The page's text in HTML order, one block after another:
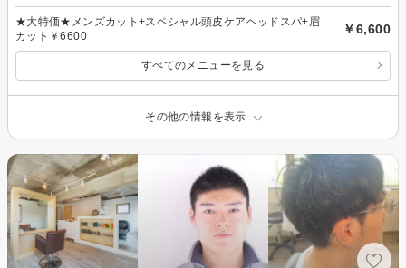
★大特価★メンズカット+スペシャル頭皮ケアヘッドスパ+眉
カット￥6600
￥6,600
すべてのメニューを見る
その他の情報を表示